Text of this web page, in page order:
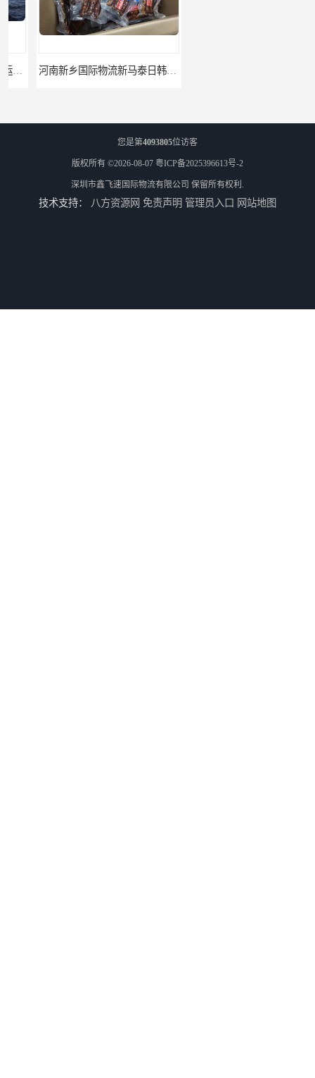
河南新乡国际物流新马泰日韩菲律宾老挝缅甸印尼柬埔寨双清包税
您是第4093805位访客
版权所有 ©2026-08-07 粤ICP备2025396613号-2
深圳市鑫飞速国际物流有限公司 保留所有权利.
技术支持： 八方资源网 免责声明 管理员入口 网站地图